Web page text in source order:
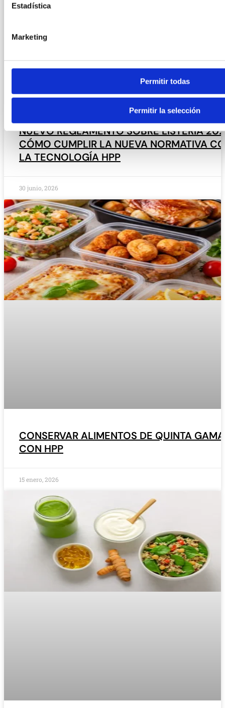
Estadística
Marketing
Permitir todas
Permitir la selección
NUEVO REGLAMENTO SOBRE LISTERIA
CÓMO CUMPLIR LA NUEVA NORMATIVA
LA TECNOLOGÍA HPP
30 junio, 2026
CONSERVAR ALIMENTOS DE QUINTA GAMA
CON HPP
15 enero, 2026